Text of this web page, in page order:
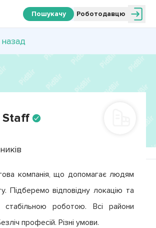
Пошукачу Роботодавцю
Staff
компанія, що допомагає людям
Підберемо відповідну локацію та
стабільною роботою. Всі райони
професій. Різні умови.